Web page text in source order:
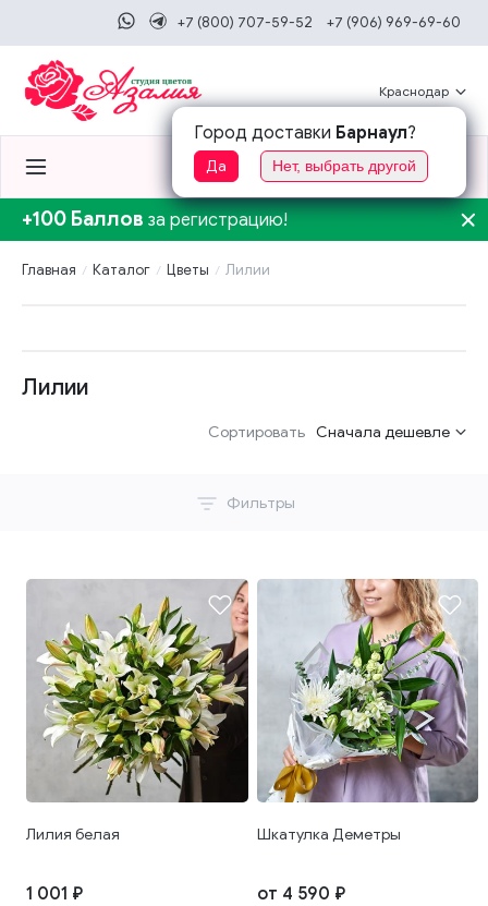
+7 (800) 707-59-52 +7 (906) 969-69-60
Краснодар
Город доставки Барнаул?
Да Нет, выбрать другой
0 0
+100 Баллов за регистрацию!
Главная Каталог Цветы Лилии
Лилии
Сортировать Сначала дешевле
Фильтры
Лилия белая
1 001 ₽
Шкатулка Деметры
от 4 590 ₽